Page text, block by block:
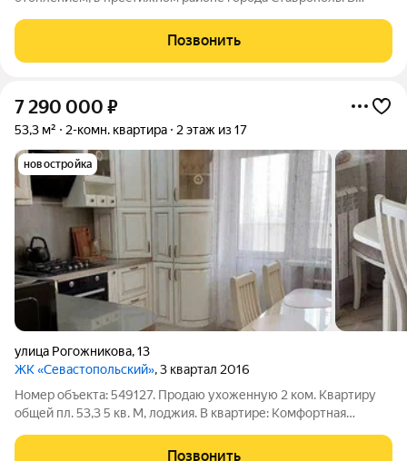
Позвонить
7 290 000 ₽
53,3 м² 2-комн. квартира 2 этаж из 17
новостройка
улица Рогожникова,13
ЖК «Севастопольский», 3 квартал 2016
Номер объекта: 549127. Продаю ухоженную 2 ком. Квартиру
общей пл. 53,3 5 кв. М, лоджия. В квартире: Комфортная
системы, встроенная мебель 2 шкаф- купе, гардеробная,
Позвонить